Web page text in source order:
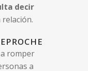
decir
romper
a